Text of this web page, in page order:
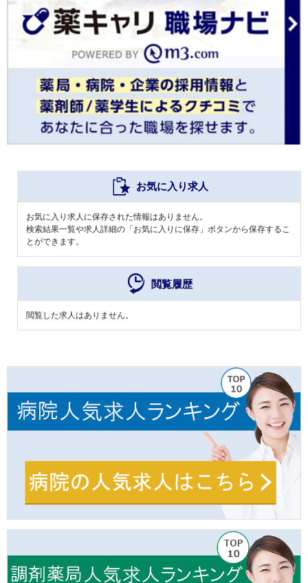
お気に入り求人
お気に入り求人に保存された情報はありません。
検索結果一覧や求人詳細の「お気に入りに保存」ボタンから保存するこ
とができます。
閲覧履歴
閲覧した求人はありません。